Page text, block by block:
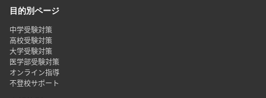
目的別ページ
中学受験対策
高校受験対策
大学受験対策
医学部受験対策
オンライン指導
不登校サポート